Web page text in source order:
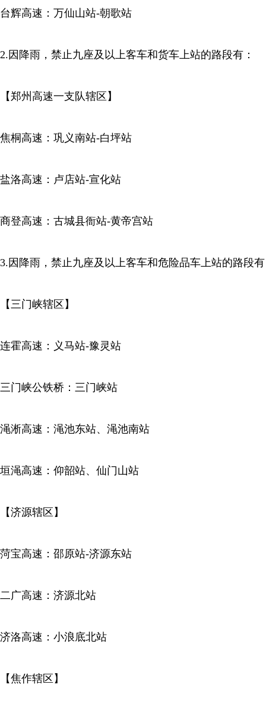
台辉高速：万仙山站-朝歌站
2.因降雨，禁止九座及以上客车和货车上站的路段有：
【郑州高速一支队辖区】
焦桐高速：巩义南站-白坪站
盐洛高速：卢店站-宣化站
商登高速：古城县衙站-黄帝宫站
3.因降雨，禁止九座及以上客车和危险品车上站的路段
【三门峡辖区】
连霍高速：义马站-豫灵站
三门峡公铁桥：三门峡站
渑淅高速：渑池东站、渑池南站
垣渑高速：仰韶站、仙门山站
【济源辖区】
菏宝高速：邵原站-济源东站
二广高速：济源北站
济洛高速：小浪底北站
【焦作辖区】